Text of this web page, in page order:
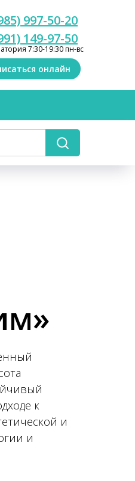
7:30-19:30 пн-вс
149-97-50
997-50-20
онлайн
к
и
и